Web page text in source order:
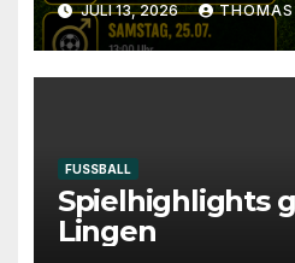
JULI 13, 2026 THOMAS
FUSSBALL
Spielhighlights
Lingen